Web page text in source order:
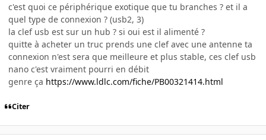
c'est quoi ce périphérique exotique que tu branches ? et il a
quel type de connexion ? (usb2, 3)
la clef usb est sur un hub ? si oui est il alimenté ?
quitte à acheter un truc prends une clef avec une antenne ta
connexion n'est sera que meilleure et plus stable, ces clef usb
nano c'est vraiment pourri en débit
genre ça https://www.ldlc.com/fiche/PB00321414.html
Citer